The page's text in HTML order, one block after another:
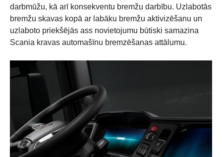
darbmūžu, kā arī konsekventu bremžu darbību. Uzlabotās
bremžu skavas kopā ar labāku bremžu aktivizēšanu un
uzlaboto priekšējās ass novietojumu būtiski samazina
Scania kravas automašīnu bremzēšanas attālumu.